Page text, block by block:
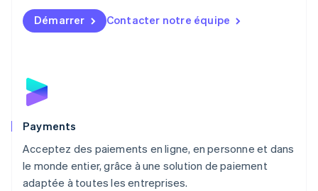
Démarrer Contacter notre équipe
Payments
Acceptez des paiements en ligne, en personne et dans
le monde entier, grâce à une solution de paiement
adaptée à toutes les entreprises.
English简体中文
Malte
Norvège
English
English
NederlandsEnglish
Pologne
English